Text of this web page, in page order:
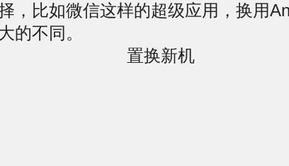
，比如微信这样的超级应用，换用
的不同。